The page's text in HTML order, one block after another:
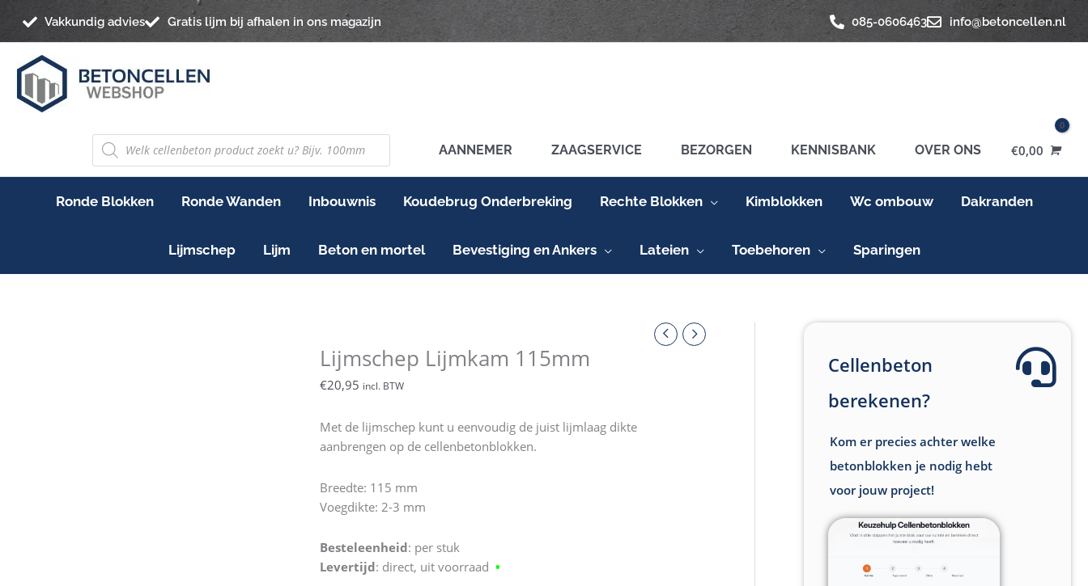
naar
de
inhoud
Vakkundig advies Gratis lijm bij afhalen in ons magazijn 085-0606463 info@betoncellen.nl
PRODUCTEN
ZOEKEN
AANNEMER ZAAGSERVICE BEZORGEN KENNISBANK OVER ONS €0,00
Ronde Blokken Ronde Wanden Inbouwnis Koudebrug Onderbreking Rechte Blokken Kimblokken Wc ombouw Dakranden
Lijmschep Lijm Beton en mortel Bevestiging en Ankers Lateien Toebehoren Sparingen
Lijmschep Lijmkam 115mm
€20,95 incl. BTW
Met de lijmschep kunt u eenvoudig de juist lijmlaag dikte
aanbrengen op de cellenbetonblokken.
Breedte: 115 mm
Voegdikte: 2-3 mm
Besteleenheid: per stuk
Levertijd: direct, uit voorraad •
Lijmkam
115mm
aantal
Cellenbeton
berekenen?
Kom er precies achter welke
betonblokken je nodig hebt
voor jouw project!